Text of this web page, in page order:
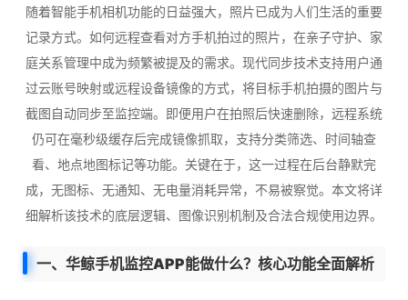
随着智能手机相机功能的日益强大，照片已成为人们生活的重要
记录方式。如何远程查看对方手机拍过的照片，在亲子守护、家
庭关系管理中成为频繁被提及的需求。现代同步技术支持用户通
过云账号映射或远程设备镜像的方式，将目标手机拍摄的图片与
截图自动同步至监控端。即便用户在拍照后快速删除，远程系统
仍可在毫秒级缓存后完成镜像抓取，支持分类筛选、时间轴查
看、地点地图标记等功能。关键在于，这一过程在后台静默完
成，无图标、无通知、无电量消耗异常，不易被察觉。本文将详
细解析该技术的底层逻辑、图像识别机制及合法合规使用边界。
一、华鲸手机监控APP能做什么？核心功能全面解析